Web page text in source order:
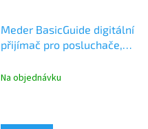
Meder BasicGuide digitální
přijímač pro posluchače, 8
modrý
Na objednávku